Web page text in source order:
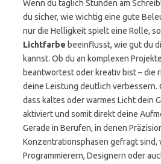
Wenn du täglich Stunden am
du sicher, wie wichtig eine gute
nur die Helligkeit spielt eine Rolle,
Lichtfarbe beeinflusst, wie gut du
kannst. Ob du an komplexen
beantwortest oder kreativ bist – die
deine Leistung deutlich verbessern.
dass kaltes oder warmes Licht dein
aktiviert und somit direkt deine
Gerade in Berufen, in denen
Konzentrationsphasen gefragt sind,
Programmierern, Designern oder